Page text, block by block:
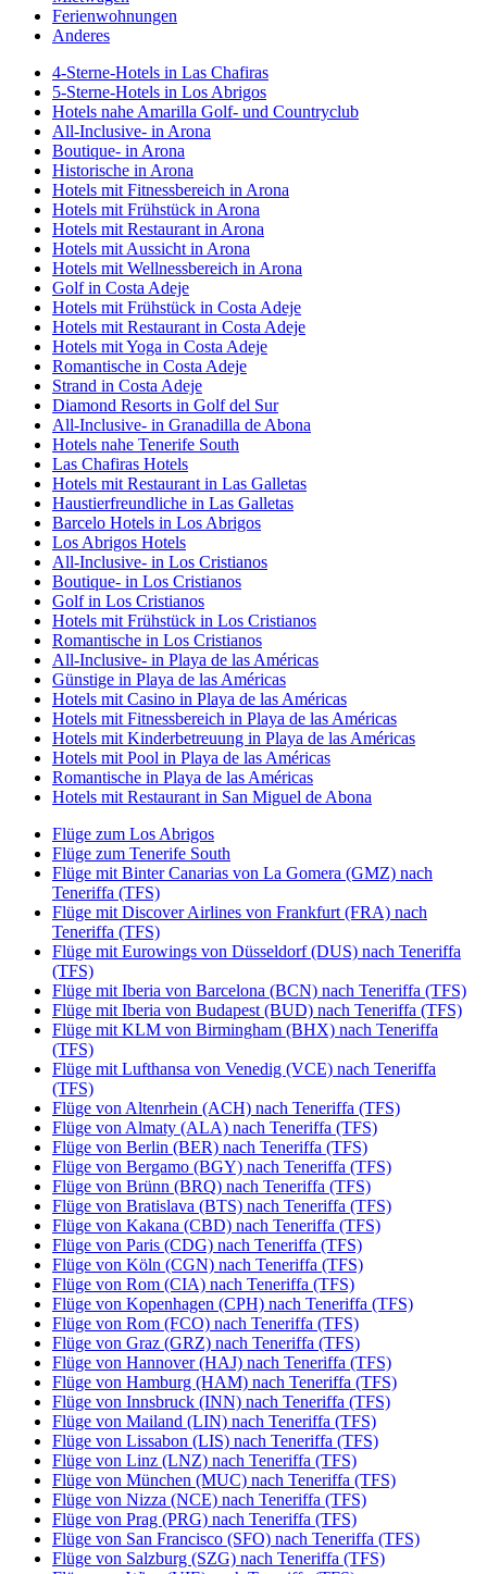
Ferienwohnungen
Anderes
4-Sterne-Hotels in Las Chafiras
5-Sterne-Hotels in Los Abrigos
Hotels nahe Amarilla Golf- und Countryclub
All-Inclusive- in Arona
Boutique- in Arona
Historische in Arona
Hotels mit Fitnessbereich in Arona
Hotels mit Frühstück in Arona
Hotels mit Restaurant in Arona
Hotels mit Aussicht in Arona
Hotels mit Wellnessbereich in Arona
Golf in Costa Adeje
Hotels mit Frühstück in Costa Adeje
Hotels mit Restaurant in Costa Adeje
Hotels mit Yoga in Costa Adeje
Romantische in Costa Adeje
Strand in Costa Adeje
Diamond Resorts in Golf del Sur
All-Inclusive- in Granadilla de Abona
Hotels nahe Tenerife South
Las Chafiras Hotels
Hotels mit Restaurant in Las Galletas
Haustierfreundliche in Las Galletas
Barcelo Hotels in Los Abrigos
Los Abrigos Hotels
All-Inclusive- in Los Cristianos
Boutique- in Los Cristianos
Golf in Los Cristianos
Hotels mit Frühstück in Los Cristianos
Romantische in Los Cristianos
All-Inclusive- in Playa de las Américas
Günstige in Playa de las Américas
Hotels mit Casino in Playa de las Américas
Hotels mit Fitnessbereich in Playa de las Américas
Hotels mit Kinderbetreuung in Playa de las Américas
Hotels mit Pool in Playa de las Américas
Romantische in Playa de las Américas
Hotels mit Restaurant in San Miguel de Abona
Flüge zum Los Abrigos
Flüge zum Tenerife South
Flüge mit Binter Canarias von La Gomera (GMZ) nach
Teneriffa (TFS)
Flüge mit Discover Airlines von Frankfurt (FRA) nach
Teneriffa (TFS)
Flüge mit Eurowings von Düsseldorf (DUS) nach Teneriffa
(TFS)
Flüge mit Iberia von Barcelona (BCN) nach Teneriffa (TFS)
Flüge mit Iberia von Budapest (BUD) nach Teneriffa (TFS)
Flüge mit KLM von Birmingham (BHX) nach Teneriffa
(TFS)
Flüge mit Lufthansa von Venedig (VCE) nach Teneriffa
(TFS)
Flüge von Altenrhein (ACH) nach Teneriffa (TFS)
Flüge von Almaty (ALA) nach Teneriffa (TFS)
Flüge von Berlin (BER) nach Teneriffa (TFS)
Flüge von Bergamo (BGY) nach Teneriffa (TFS)
Flüge von Brünn (BRQ) nach Teneriffa (TFS)
Flüge von Bratislava (BTS) nach Teneriffa (TFS)
Flüge von Kakana (CBD) nach Teneriffa (TFS)
Flüge von Paris (CDG) nach Teneriffa (TFS)
Flüge von Köln (CGN) nach Teneriffa (TFS)
Flüge von Rom (CIA) nach Teneriffa (TFS)
Flüge von Kopenhagen (CPH) nach Teneriffa (TFS)
Flüge von Rom (FCO) nach Teneriffa (TFS)
Flüge von Graz (GRZ) nach Teneriffa (TFS)
Flüge von Hannover (HAJ) nach Teneriffa (TFS)
Flüge von Hamburg (HAM) nach Teneriffa (TFS)
Flüge von Innsbruck (INN) nach Teneriffa (TFS)
Flüge von Mailand (LIN) nach Teneriffa (TFS)
Flüge von Lissabon (LIS) nach Teneriffa (TFS)
Flüge von Linz (LNZ) nach Teneriffa (TFS)
Flüge von München (MUC) nach Teneriffa (TFS)
Flüge von Nizza (NCE) nach Teneriffa (TFS)
Flüge von Prag (PRG) nach Teneriffa (TFS)
Flüge von San Francisco (SFO) nach Teneriffa (TFS)
Flüge von Salzburg (SZG) nach Teneriffa (TFS)